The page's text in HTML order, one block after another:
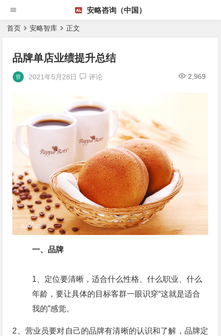
安略咨询（中国）
首页 安略智库 正文
品牌单店业绩提升总结
2021年5月28日 评论 2,969
一、品牌
1、定位要清晰，适合什么性格、什么职业、什么
年龄，要让具体的目标客群一眼识穿“这就是适合
我的”感觉。
2、营业员要对自己的品牌有清晰的认识和了解，品牌定